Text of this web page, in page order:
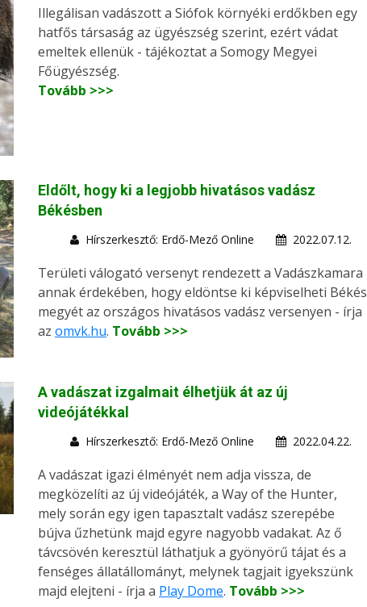
Illegálisan vadászott a Siófok környéki erdőkben egy
hatfős társaság az ügyészség szerint, ezért vádat
emeltek ellenük - tájékoztat a Somogy Megyei
Főügyészség.
Tovább >>>
Eldőlt, hogy ki a legjobb hivatásos vadász
Békésben
Hírszerkesztő: Erdő-Mező Online 2022.07.12.
Területi válogató versenyt rendezett a Vadászkamara
annak érdekében, hogy eldöntse ki képviselheti Békés
megyét az országos hivatásos vadász versenyen - írja
az omvk.hu. Tovább >>>
A vadászat izgalmait élhetjük át az új
videójátékkal
Hírszerkesztő: Erdő-Mező Online 2022.04.22.
A vadászat igazi élményét nem adja vissza, de
megközelíti az új videójáték, a Way of the Hunter,
mely során egy igen tapasztalt vadász szerepébe
bújva űzhetünk majd egyre nagyobb vadakat. Az ő
távcsövén keresztül láthatjuk a gyönyörű tájat és a
fenséges állatállományt, melynek tagjait igyekszünk
majd elejteni - írja a Play Dome. Tovább >>>